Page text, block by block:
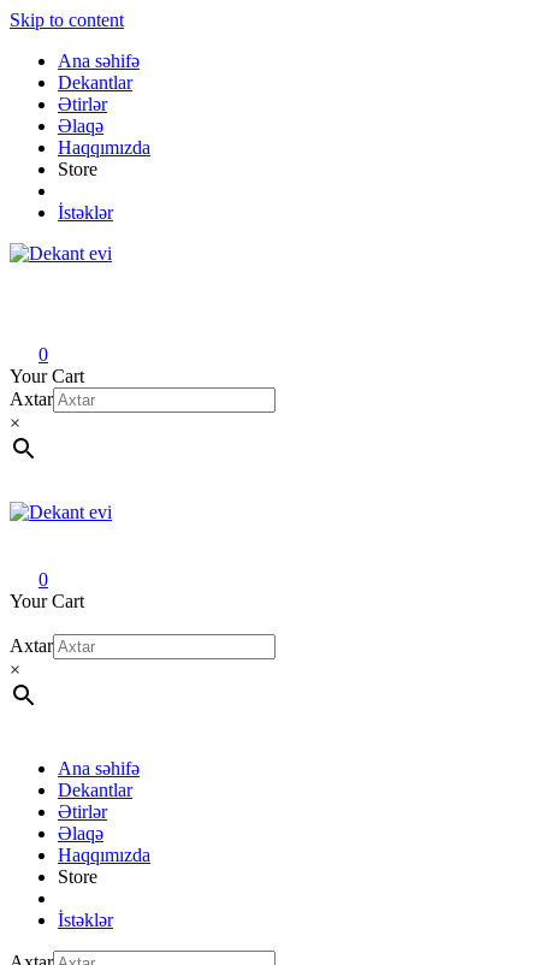
Skip to content
Ana səhifə
Dekantlar
Ətirlər
Əlaqə
Haqqımızda
Store
İstəklər
0
Your Cart
Axtar
×
0
Your Cart
Axtar
×
Ana səhifə
Dekantlar
Ətirlər
Əlaqə
Haqqımızda
Store
İstəklər